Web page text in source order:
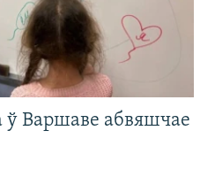
ў Варшаве абвяшчае